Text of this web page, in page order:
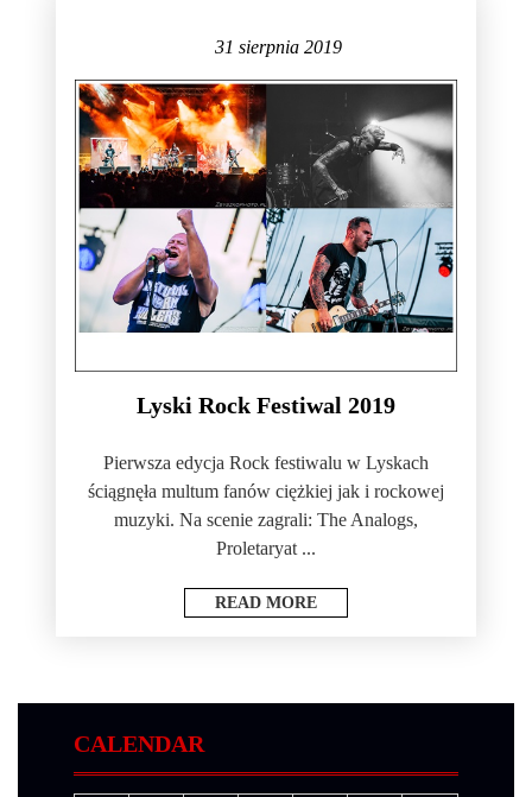
31 sierpnia 2019
Lyski Rock Festiwal 2019
Pierwsza edycja Rock festiwalu w Lyskach
ściągnęła multum fanów ciężkiej jak i rockowej
muzyki. Na scenie zagrali: The Analogs,
Proletaryat ...
READ MORE
CALENDAR